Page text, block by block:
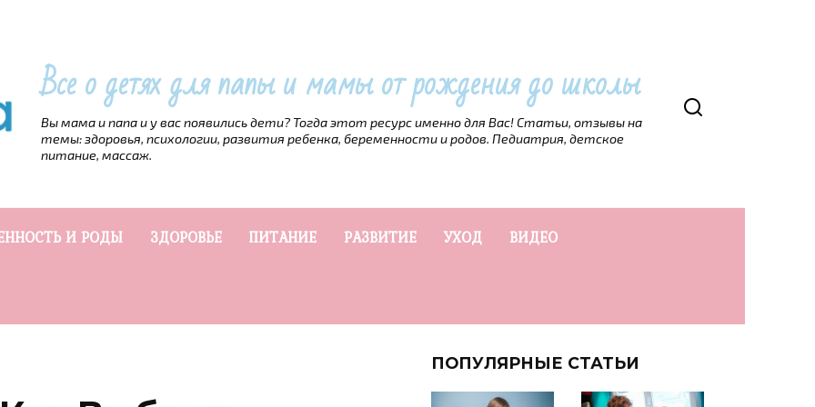
Все о детях для папы и мамы от рождения до школы
Вы мама и папа и у вас появились дети? Тогда этот ресурс именно для Вас! Статьи, отзывы на
темы: здоровья, психологии, развития ребенка, беременности и родов. Педиатрия, детское
питание, массаж.
И РОДЫ ЗДОРОВЬЕ ПИТАНИЕ РАЗВИТИЕ УХОД ВИДЕО
ПОПУЛЯРНЫЕ СТАТЬИ